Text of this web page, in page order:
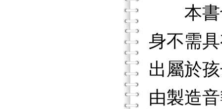
本書也
身不需
出屬於
由製造